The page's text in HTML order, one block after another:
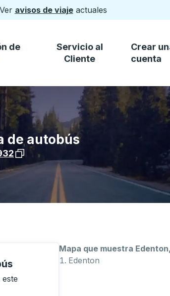
Ver avisos de viajeactuales
de
Servicio al
Cliente
Crear
cuenta
de autobús
Ver la ubicación de la parada en Google
Mapa que muestra
Edenton